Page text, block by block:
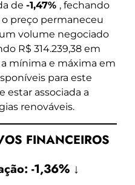
de -1,47% , fechando
o preço permaneceu
volume negociado
R$ 314.239,38 em
mínima e máxima em
para este
estar associada a
renováveis.
FINANCEIROS
-1,36% ↓